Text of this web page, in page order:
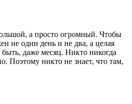
а просто огромный. Чтобы
не один день и не два, а целая
даже месяц. Никто никогда
Поэтому никто не знает, что там,